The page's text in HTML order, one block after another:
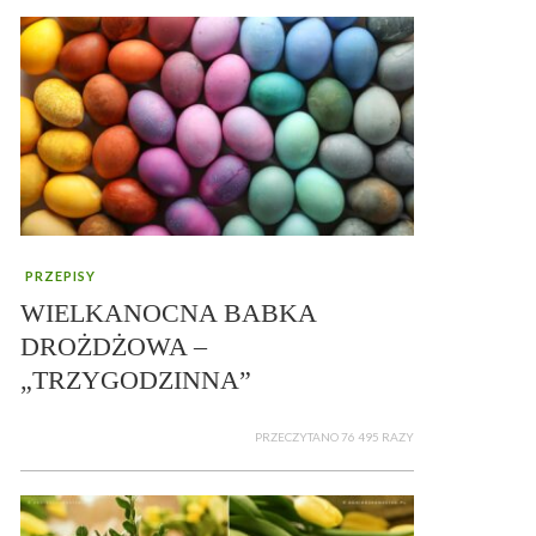
PRZEPISY
WIELKANOCNA BABKA
DROŻDŻOWA –
„TRZYGODZINNA”
PRZECZYTANO 76 495 RAZY